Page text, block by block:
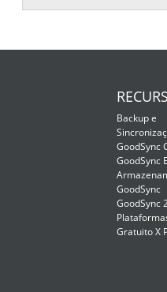
Backup e
GoodSync
GoodSync
GoodSync
GoodSync
Gratuito X